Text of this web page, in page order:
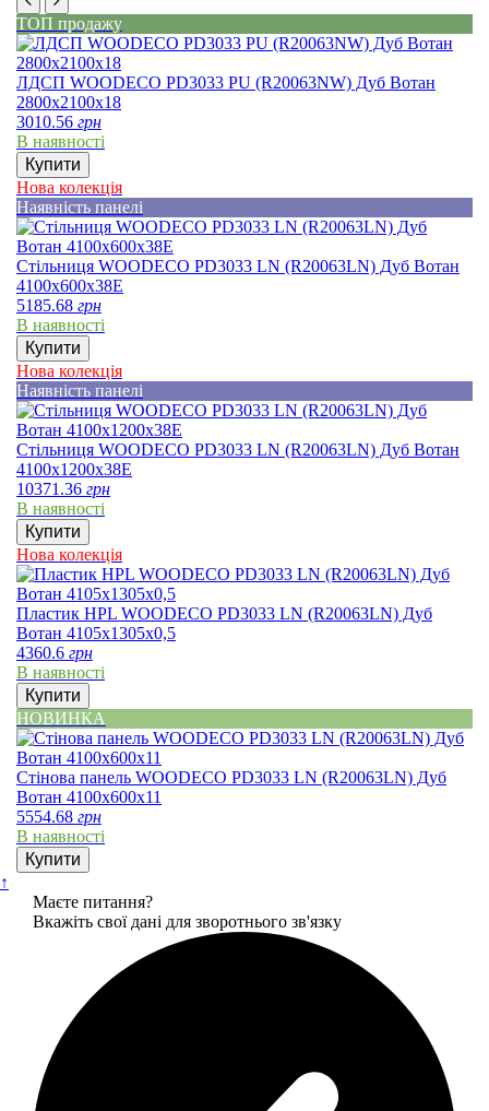
ТОП продажу
ЛДСП WOODECO PD3033 PU (R20063NW) Дуб Вотан
2800х2100х18
3010.56 грн
В наявності
Купити
Нова колекція
Наявність панелі
Стільниця WOODECO PD3033 LN (R20063LN) Дуб Вотан
4100х600х38E
5185.68 грн
В наявності
Купити
Нова колекція
Наявність панелі
Стільниця WOODECO PD3033 LN (R20063LN) Дуб Вотан
4100х1200х38E
10371.36 грн
В наявності
Купити
Нова колекція
Пластик HPL WOODECO PD3033 LN (R20063LN) Дуб
Вотан 4105х1305х0,5
4360.6 грн
В наявності
Купити
НОВИНКА
Стінова панель WOODECO PD3033 LN (R20063LN) Дуб
Вотан 4100x600x11
5554.68 грн
В наявності
Купити
↑
Маєте питання?
Вкажіть свої дані для зворотнього зв'язку